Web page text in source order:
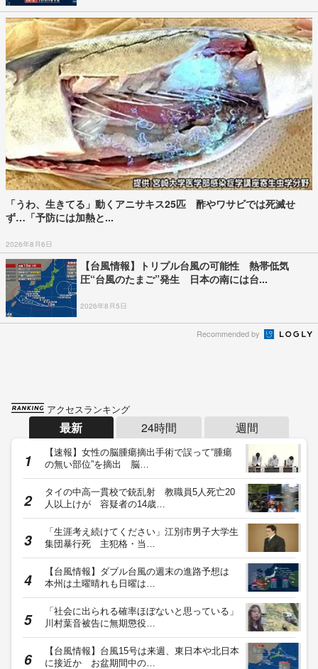
「うわ、生きてる」動くアニサキス25匹 酢やワサビでは死滅せ
ず…「予防には加熱と...
2026年8月6日
【台風情報】トリプル台風の可能性 熱帯低気
圧“台風のたまご”発生 日本の南には台...
2026年8月5日
Recommended by
アクセスランキング
最新 24時間 週間
【速報】女性の脳腫瘍摘出手術で誤って“腫瘍
の無い部位”を摘出 脳…
タイの中高一貫校で銃乱射 教職員5人死亡20
人以上けが 容疑者の14歳…
「生涯考え続けてください」江別市男子大学生
集団暴行死 主犯格・当…
【台風情報】ダブル台風の週末の進路予想は
本州は土曜晴れも日曜は…
「社会に出られる確率ほぼないと思っている」
川村葉音被告に無期懲役…
【台風情報】台風15号は来週、東日本や北日本
に接近か お盆期間中の…